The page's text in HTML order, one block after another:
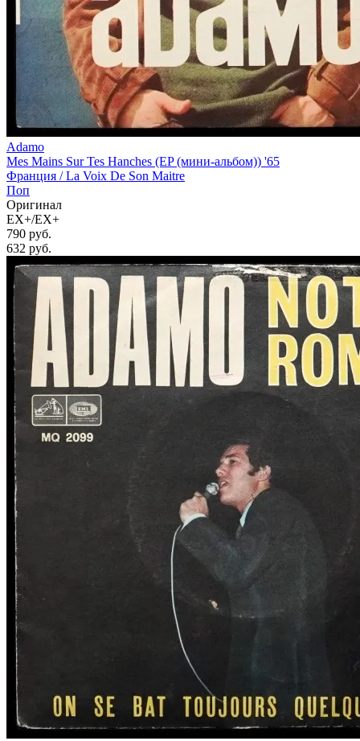
Adamo
Mes Mains Sur Tes Hanches (EP (мини-альбом)) '65
Франция /La Voix De Son Maitre
Поп
Оригинал
EX+/EX+
790 руб.
632 руб.